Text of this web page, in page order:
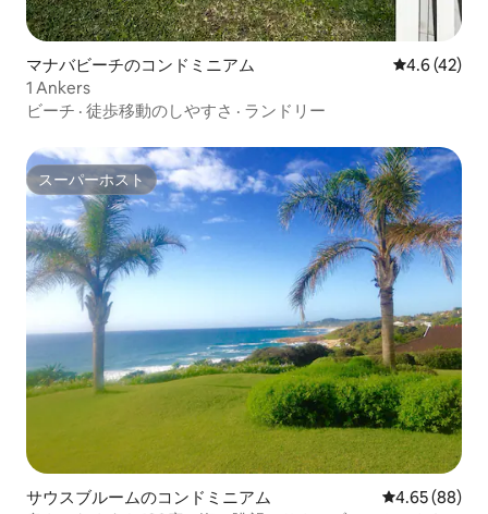
マナバビーチのコンドミニアム レビュー42
4.6 (42)
1 Ankers
ビーチ · 徒歩移動のしやすさ · ランドリー
スーパーホスト
スーパーホスト
サウスブルームのコンドミニアム レビュー88
4.65 (88)